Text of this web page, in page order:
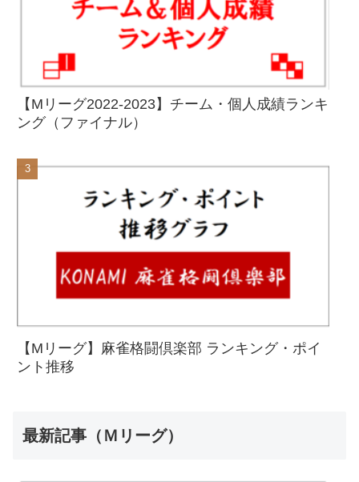
【Mリーグ2022-2023】チーム・個人成績ランキ
ング（ファイナル）
【Mリーグ】麻雀格闘倶楽部 ランキング・ポイ
ント推移
最新記事（Ｍリーグ）